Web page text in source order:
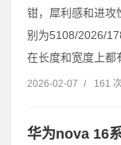
钳，犀利感和进攻
别为5108/2026/
在长度和宽度上都
2026-02-07 / 161
华为nova 16